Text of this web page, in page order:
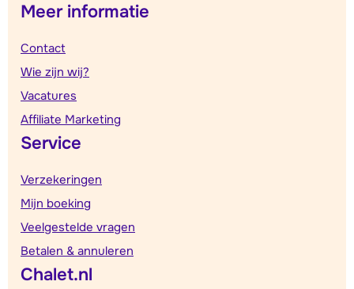
Meer informatie
Contact
Wie zijn wij?
Vacatures
Affiliate Marketing
Service
Verzekeringen
Mijn boeking
Veelgestelde vragen
Betalen & annuleren
Chalet.nl